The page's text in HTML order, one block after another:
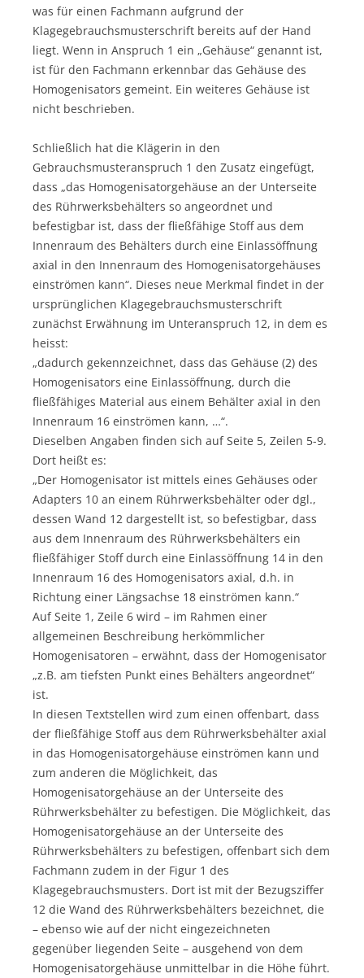
was für einen Fachmann aufgrund der
Klagegebrauchsmusterschrift bereits auf der Hand
liegt. Wenn in Anspruch 1 ein „Gehäuse“ genannt ist,
ist für den Fachmann erkennbar das Gehäuse des
Homogenisators gemeint. Ein weiteres Gehäuse ist
nicht beschrieben.
Schließlich hat die Klägerin in den
Gebrauchsmusteranspruch 1 den Zusatz eingefügt,
dass „das Homogenisatorgehäuse an der Unterseite
des Rührwerksbehälters so angeordnet und
befestigbar ist, dass der fließfähige Stoff aus dem
Innenraum des Behälters durch eine Einlassöffnung
axial in den Innenraum des Homogenisatorgehäuses
einströmen kann“. Dieses neue Merkmal findet in der
ursprünglichen Klagegebrauchsmusterschrift
zunächst Erwähnung im Unteranspruch 12, in dem es
heisst:
„dadurch gekennzeichnet, dass das Gehäuse (2) des
Homogenisators eine Einlassöffnung, durch die
fließfähiges Material aus einem Behälter axial in den
Innenraum 16 einströmen kann, …“.
Dieselben Angaben finden sich auf Seite 5, Zeilen 5-9.
Dort heißt es:
„Der Homogenisator ist mittels eines Gehäuses oder
Adapters 10 an einem Rührwerksbehälter oder dgl.,
dessen Wand 12 dargestellt ist, so befestigbar, dass
aus dem Innenraum des Rührwerksbehälters ein
fließfähiger Stoff durch eine Einlassöffnung 14 in den
Innenraum 16 des Homogenisators axial, d.h. in
Richtung einer Längsachse 18 einströmen kann.“
Auf Seite 1, Zeile 6 wird – im Rahmen einer
allgemeinen Beschreibung herkömmlicher
Homogenisatoren – erwähnt, dass der Homogenisator
„z.B. am tiefsten Punkt eines Behälters angeordnet“
ist.
In diesen Textstellen wird zum einen offenbart, dass
der fließfähige Stoff aus dem Rührwerksbehälter axial
in das Homogenisatorgehäuse einströmen kann und
zum anderen die Möglichkeit, das
Homogenisatorgehäuse an der Unterseite des
Rührwerksbehälter zu befestigen. Die Möglichkeit, das
Homogenisatorgehäuse an der Unterseite des
Rührwerksbehälters zu befestigen, offenbart sich dem
Fachmann zudem in der Figur 1 des
Klagegebrauchsmusters. Dort ist mit der Bezugsziffer
12 die Wand des Rührwerksbehälters bezeichnet, die
– ebenso wie auf der nicht eingezeichneten
gegenüber liegenden Seite – ausgehend von dem
Homogenisatorgehäuse unmittelbar in die Höhe führt.